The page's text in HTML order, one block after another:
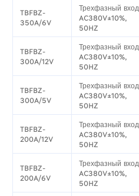
TBFBZ-
350A/6V
Трехфазный вход
AC380V±10%,
50HZ
TBFBZ-
300A/12V
Трехфазный вход
AC380V±10%,
50HZ
TBFBZ-
300A/5V
Трехфазный вход
AC380V±10%,
50HZ
TBFBZ-
200A/12V
Трехфазный вход
AC380V±10%,
50HZ
TBFBZ-
200A/6V
Трехфазный вход
AC380V±10%,
50HZ